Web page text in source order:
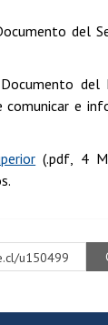
del
Documento del
e
(.pdf, 4
u150499